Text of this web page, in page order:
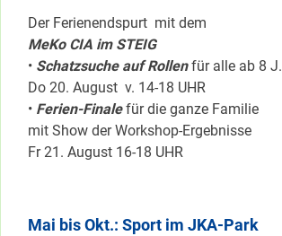
Der Ferienendspurt mit dem
MeKo CIA im STEIG
• Schatzsuche auf Rollenfür alle ab 8 J.
Do 20. August v. 14-18 UHR
• Ferien-Finalefür die ganze Familie
mit Show der Workshop-Ergebnisse
Fr 21. August 16-18 UHR
Mai bis Okt.: Sport im JKA-Park